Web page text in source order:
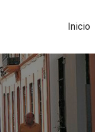
Inicio